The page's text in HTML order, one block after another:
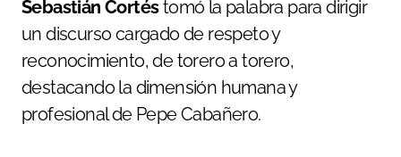
Sebastián Cortéstomó la palabra para dirigir
un discurso cargado de respeto y
reconocimiento, de torero a torero,
destacando la dimensión humana y
profesional de Pepe Cabañero.